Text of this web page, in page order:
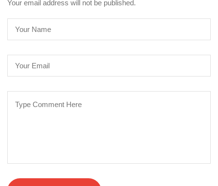
Your email address will not be published.